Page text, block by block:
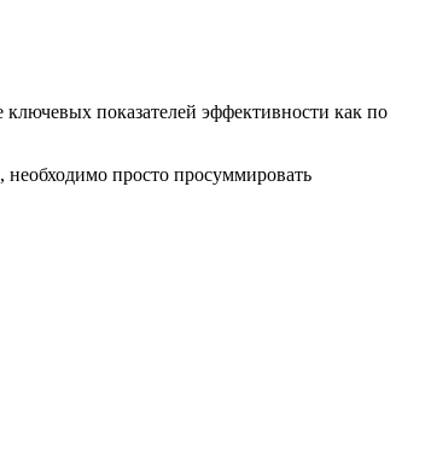
показателей эффективности как по
необходимо просто просуммировать